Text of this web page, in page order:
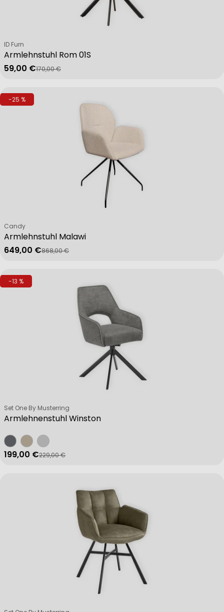
Armlehnstuhl Rom 01S
Verkäufer:
ID Furn
Verkaufspreis
59,00 €
Regulärer Preis
170,00 €
-25 %
Armlehnstuhl Malawi
Verkäufer:
Candy
Verkaufspreis
649,00 €
Regulärer Preis
868,00 €
-13 %
Armlehnenstuhl Winston
Verkäufer:
Set One By Musterring
Verkaufspreis
199,00 €
Regulärer Preis
229,00 €